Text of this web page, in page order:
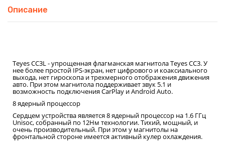
Описание
Teyes CC3L - упрощенная флагманская магнитола Teyes СС3. У
нее более простой IPS-экран, нет цифрового и коаксиального
выхода, нет гироскопа и трехмерного отображения движения
авто. При этом магнитола поддерживает звук 5.1 и
возможность подключения CarPlay и Android Auto.
8 ядерный процессор
Сердцем устройства является 8 ядерный процессор на 1.6 ГГц
Unisoc, собранный по 12Нм технологии. Тихий, мощный, и
очень производительный. При этом у магнитолы на
фронтальной стороне имеется активный кулер охлаждения.